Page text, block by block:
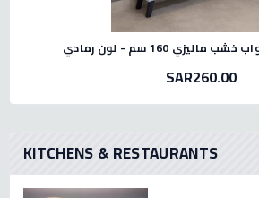
SAR260.00
KITCHENS & RESTAURANTS